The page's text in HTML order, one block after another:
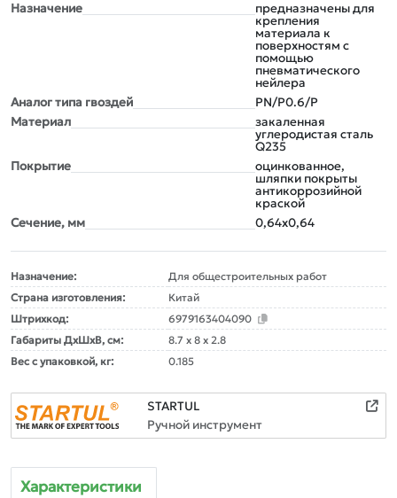
Назначение
предназначены для
крепления
материала к
поверхностям с
помощью
пневматического
нейлера
Аналог типа гвоздей
PN/P0.6/P
Материал
закаленная
углеродистая сталь
Q235
Покрытие
оцинкованное,
шляпки покрыты
антикоррозийной
краской
Сечение, мм
0,64х0,64
Назначение:
Для общестроительных работ
Страна изготовления:
Китай
Штрихкод:
6979163404090
Габариты ДxШxВ, см:
8.7 x 8 x 2.8
Вес с упаковкой, кг:
0.185
STARTUL
Ручной инструмент
Характеристики